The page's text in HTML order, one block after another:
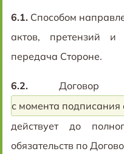
6.1. Способом
актов, претензий и
передача Стороне.
6.2. Договор
с момента подписания
действует до
обязательств по